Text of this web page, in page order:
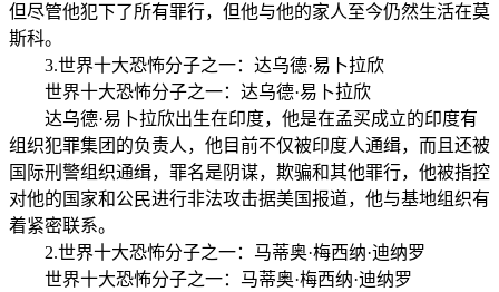
但尽管他犯下了所有罪行，但他与他的家人至今仍然生活在莫
斯科。
3.世界十大恐怖分子之一：达乌德·易卜拉欣
世界十大恐怖分子之一：达乌德·易卜拉欣
达乌德·易卜拉欣出生在印度，他是在孟买成立的印度有
组织犯罪集团的负责人，他目前不仅被印度人通缉，而且还被
国际刑警组织通缉，罪名是阴谋，欺骗和其他罪行，他被指控
对他的国家和公民进行非法攻击据美国报道，他与基地组织有
着紧密联系。
2.世界十大恐怖分子之一：马蒂奥·梅西纳·迪纳罗
世界十大恐怖分子之一：马蒂奥·梅西纳·迪纳罗